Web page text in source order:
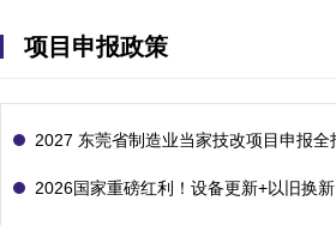
项目申报政策